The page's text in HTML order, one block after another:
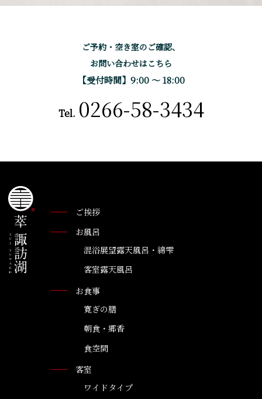
ご予約・空き室のご確認、
お問い合わせはこちら
【受付時間】9:00 〜 18:00
Tel. 0266-58-3434
ご挨拶
お風呂
混浴展望露天風呂・綿雫
客室露天風呂
お食事
寛ぎの膳
朝食・郷香
食空間
客室
ワイドタイプ